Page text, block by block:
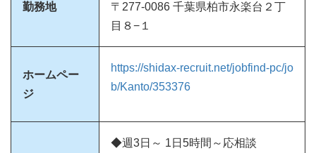
勤務地
〒277-0086 千葉県柏市永楽台２丁
目８−１
ホームペー
ジ
https://shidax-recruit.net/jobfind-pc/jo
b/Kanto/353376
◆週3日～ 1日5時間～応相談